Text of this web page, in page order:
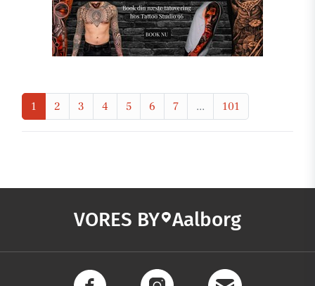
1 2 3 4 5 6 7 ... 101
VORES BY Aalborg